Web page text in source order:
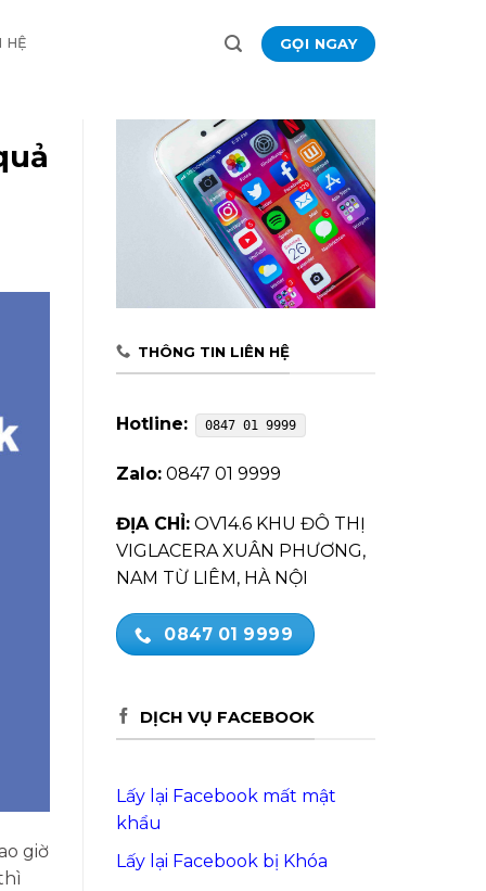
HỆ GỌI NGAY
giờ
THÔNG TIN LIÊN HỆ
Hotline: 0847 01 9999
Zalo: 0847 01 9999
ĐỊA CHỈ: OV14.6 KHU ĐÔ THỊ
VIGLACERA XUÂN PHƯƠNG,
NAM TỪ LIÊM, HÀ NỘI
0847 01 9999
DỊCH VỤ FACEBOOK
Lấy lại Facebook mất mật
khẩu
Lấy lại Facebook bị Khóa